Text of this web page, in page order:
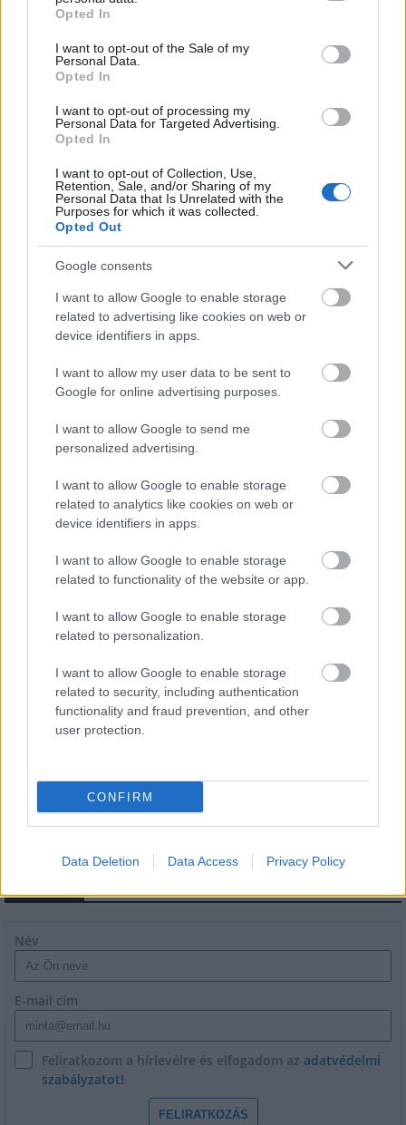
grant or deny consent to Google and its third-party tags to
use your data for below specified purposes in below Google
consent section.
Opted In
I want to opt-out of the Sale of my
Personal Data.
Opted In
I want to opt-out of processing my
Personal Data for Targeted Advertising.
Opted In
I want to opt-out of Collection, Use,
Retention, Sale, and/or Sharing of my
Personal Data that Is Unrelated with the
Purposes for which it was collected.
Opted Out
Google consents
I want to allow Google to enable storage
related to advertising like cookies on web or
device identifiers in apps.
I want to allow my user data to be sent to
Google for online advertising purposes.
I want to allow Google to send me
personalized advertising.
I want to allow Google to enable storage
related to analytics like cookies on web or
device identifiers in apps.
I want to allow Google to enable storage
related to functionality of the website or app.
I want to allow Google to enable storage
related to personalization.
I want to allow Google to enable storage
related to security, including authentication
functionality and fraud prevention, and other
user protection.
CONFIRM
Data Deletion Data Access Privacy Policy
Miért kulcsfontosságú a korszerű légtechnika az
egészségügyi intézményekben?
Transzparencia és hatékonyság
Világbajnoki selejtezőt rendeznek júliusban a MET
Név
E-mail cím
Feliratkozom a hírlevélre és elfogadom az adatvédelmi
szabályzatot!
FELIRATKOZÁS